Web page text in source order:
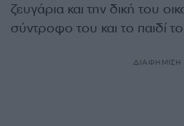
ζευγάρια και την δική του
σύντροφο του και το παιδί
ΔΙΑΦΗΜΙΣΗ